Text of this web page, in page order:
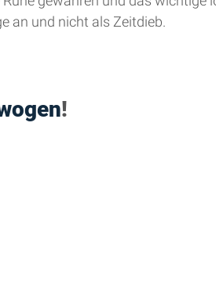
an und nicht als Zeitdieb.
!